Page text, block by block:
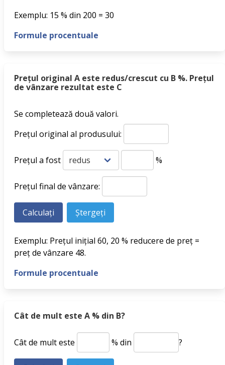
Exemplu: 15 % din 200 = 30
Formule procentuale
Prețul original A este redus/crescut cu B %. Prețul
de vânzare rezultat este C
Se completează două valori.
Prețul original al produsului:
Prețul a fost %
Prețul final de vânzare:
Exemplu: Prețul inițial 60, 20 % reducere de preț =
preț de vânzare 48.
Formule procentuale
Cât de mult este A % din B?
Cât de mult este % din ?